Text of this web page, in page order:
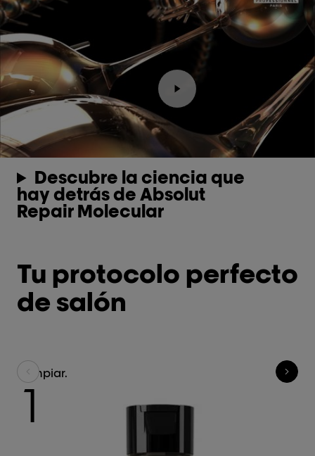
Reproducir el video
Descubre la ciencia que
hay detrás de Absolut
Repair Molecular
Tu protocolo perfecto
de salón
Limpiar.
1